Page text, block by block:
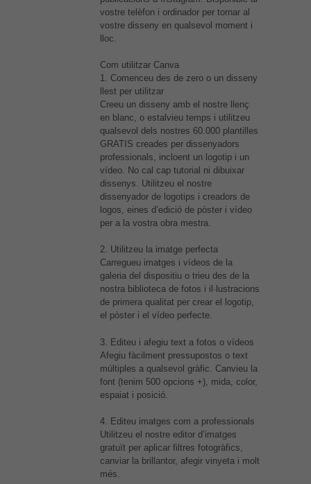
vostre telèfon i ordinador per tornar al
vostre disseny en qualsevol moment i
lloc.
Com utilitzar Canva
1. Comenceu des de zero o un disseny
llest per utilitzar
Creeu un disseny amb el nostre llenç
en blanc, o estalvieu temps i utilitzeu
qualsevol dels nostres 60.000 plantilles
GRATIS creades per dissenyadors
professionals, incloent un logotip i un
vídeo. No cal cap tutorial ni dibuixar
dissenys. Utilitzeu el nostre
dissenyador de logotips i creadors de
logos, eines d’edició de pòster i vídeo
per a la vostra obra mestra.
2. Utilitzeu la imatge perfecta
Carregueu imatges i vídeos de la
galeria del dispositiu o trieu des de la
nostra biblioteca de fotos i il·lustracions
de primera qualitat per crear el logotip,
el pòster i el vídeo perfecte.
3. Editeu i afegiu text a fotos o vídeos
Afegiu fàcilment pressupostos o text
múltiples a qualsevol gràfic. Canvieu la
font (tenim 500 opcions +), mida, color,
espaiat i posició.
4. Editeu imatges com a professionals
Utilitzeu el nostre editor d’imatges
gratuït per aplicar filtres fotogràfics,
canviar la brillantor, afegir vinyeta i molt
més.